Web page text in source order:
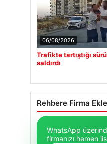
06/08/2026
Trafikte tartıştığı
saldırdı
Rehbere Firma Ekle
WhatsApp
firmanızı hemen